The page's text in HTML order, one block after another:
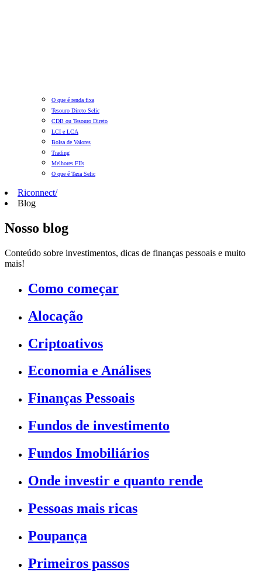
O que é renda fixa
Tesouro Direto Selic
CDB ou Tesouro Direto
LCI e LCA
Bolsa de Valores
Trading
Melhores FIIs
O que é Taxa Selic
Riconnect/
Blog
Nosso blog
Conteúdo sobre investimentos, dicas de finanças pessoais e muito
mais!
Como começar
Alocação
Criptoativos
Economia e Análises
Finanças Pessoais
Fundos de investimento
Fundos Imobiliários
Onde investir e quanto rende
Pessoas mais ricas
Poupança
Primeiros passos